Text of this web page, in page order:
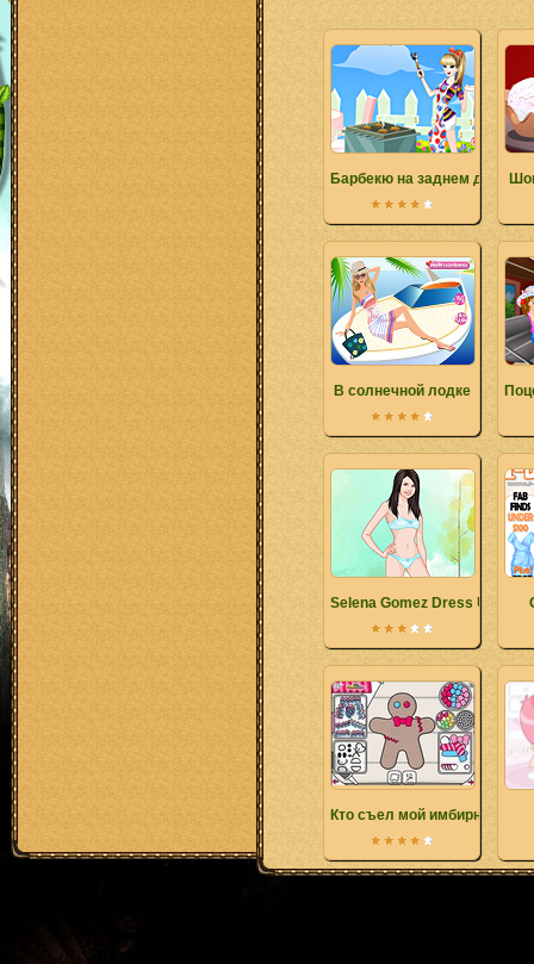
Барбекю на заднем дворике
В солнечной лодке
Selena Gomez Dress Up
Кто съел мой имбирный